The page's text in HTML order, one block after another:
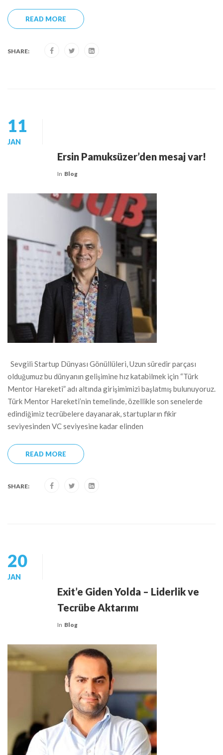
READ MORE
SHARE:
11
JAN
Ersin Pamuksüzer’den mesaj var!
In Blog
Sevgili Startup Dünyası Gönüllüleri, Uzun süredir parçası
olduğumuz bu dünyanın gelişimine hız katabilmek için “Türk
Mentor Hareketi” adı altında girişimimizi başlatmış bulunuyoruz.
Türk Mentor Hareketi’nin temelinde, özellikle son senelerde
edindiğimiz tecrübelere dayanarak, startupların fikir
seviyesinden VC seviyesine kadar elinden
READ MORE
SHARE:
20
JAN
Exit’e Giden Yolda – Liderlik ve
Tecrübe Aktarımı
In Blog